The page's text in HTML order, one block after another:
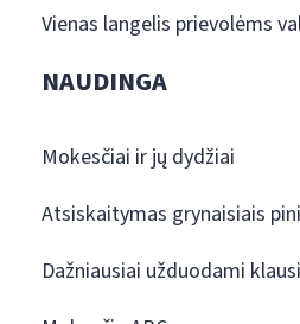
Vienas langelis prievolėms
NAUDINGA
Mokesčiai ir jų dydžiai
Atsiskaitymas grynaisiais
Dažniausiai užduodami